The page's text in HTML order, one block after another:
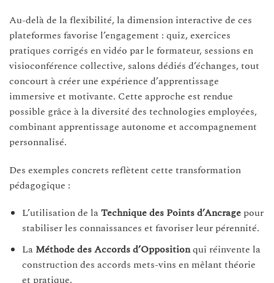
Au-delà de la flexibilité, la dimension interactive de ces
plateformes favorise l’engagement : quiz, exercices
pratiques corrigés en vidéo par le formateur, sessions en
visioconférence collective, salons dédiés d’échanges, tout
concourt à créer une expérience d’apprentissage
immersive et motivante. Cette approche est rendue
possible grâce à la diversité des technologies employées,
combinant apprentissage autonome et accompagnement
personnalisé.
Des exemples concrets reflètent cette transformation
pédagogique :
L’utilisation de laTechnique des Points d’Ancragepour
stabiliser les connaissances et favoriser leur pérennité.
La Méthode des Accords d’Oppositionqui réinvente la
construction des accords mets-vins en mêlant théorie
et pratique.